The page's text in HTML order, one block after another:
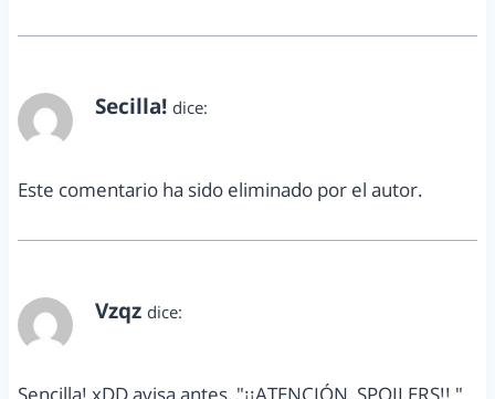
Secilla! dice:
Este comentario ha sido eliminado por el autor.
Vzqz dice: